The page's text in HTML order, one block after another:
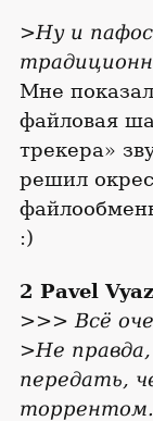
>Ну и
Мне
файловая
трекера»
решил
:)
2 Pavel
>>> Всё
>Не
передать,
торрентом.